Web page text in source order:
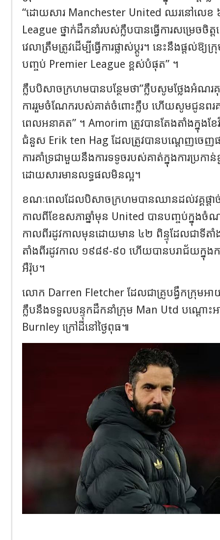
“ដោយសារ Manchester United ឈរនៅលេខ ៦
League ថ្នាក់ដឹកនាំរបស់ក្លឹបបានធ្វើការសម្រេចចិត្
វេលាត្រឹមត្រូវដើម្បីធ្វើការផ្លាស់ប្តូរ។ នេះនឹងផ្តល់ឱ្
បញ្ចប់ Premier League ខ្ពស់បំផុត” ។
ក្លឹបបិសាចក្រហមបានបន្ថែមថា”ក្លឹបសូមថ្លែងអំ
ការរួមចំណែករបស់គាត់ចំពោះក្លឹប ហើយសូមជូនពរ
ពេលអនាគត” ។ Amorim ត្រូវបានតែងតាំងក្នុងខែ
ជំនួស Erik ten Hag ដែលត្រូវបានបណ្តេញចេញផ
ការគាំទ្រជាមួយនឹងការទទូចរបស់គាត់ក្នុងការប្រកាន់
ដោយសារមានលទ្ធផលមិនល្អ។
ខណៈពេលដែលបិសាចក្រហមបានឈានដល់វគ្គផ្តា
កាលពីខែឧសភាឆ្នាំមុន United បានបញ្ចប់ក្នុងចំ
កាលពីរដូវកាលមុនដោយមាន ៤២ ពិន្ទុដែលជាទីត
តាំងពីរដូវកាល ១៩៨៩-៩០ ហើយបានបរាជ័យក្នុងក
អឺរ៉ុប។
លោក Darren Fletcher ដែលជាគ្រូបង្វឹកក្រុមអាយុ
ក្លឹបនឹងទទួលបន្ទុកដឹកនាំក្រុម Man Utd បណ្តោះ
Burnley ក្រៅដីនៅថ្ងៃពុធ៕